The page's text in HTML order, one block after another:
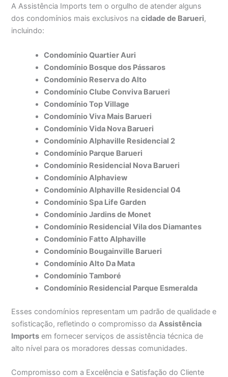
A Assistência Imports tem o orgulho de atender alguns
dos condomínios mais exclusivos nacidade de Barueri,
incluindo:
Condomínio Quartier Auri
Condomínio Bosque dos Pássaros
Condomínio Reserva do Alto
Condomínio Clube Conviva Barueri
Condomínio Top Village
Condomínio Viva Mais Barueri
Condomínio Vida Nova Barueri
Condomínio Alphaville Residencial 2
Condomínio Parque Barueri
Condomínio Residencial Nova Barueri
Condomínio Alphaview
Condomínio Alphaville Residencial 04
Condomínio Spa Life Garden
Condomínio Jardins de Monet
Condomínio Residencial Vila dos Diamantes
Condomínio Fatto Alphaville
Condomínio Bougainville Barueri
Condomínio Alto Da Mata
Condomínio Tamboré
Condomínio Residencial Parque Esmeralda
Esses condomínios representam um padrão de qualidade e
sofisticação, refletindo o compromisso daAssistência
Imports em fornecer serviços de assistência técnica de
alto nível para os moradores dessas comunidades.
Compromisso com a Excelência e Satisfação do Cliente